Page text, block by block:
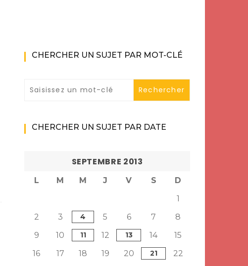
CHERCHER UN SUJET PAR MOT-CLÉ
CHERCHER UN SUJET PAR DATE
SEPTEMBRE 2013
L M M J V S
D
1
2
3 4 5 6 7
8
9
10 11 12 13 14
15
16
17 18 19 20 21
22